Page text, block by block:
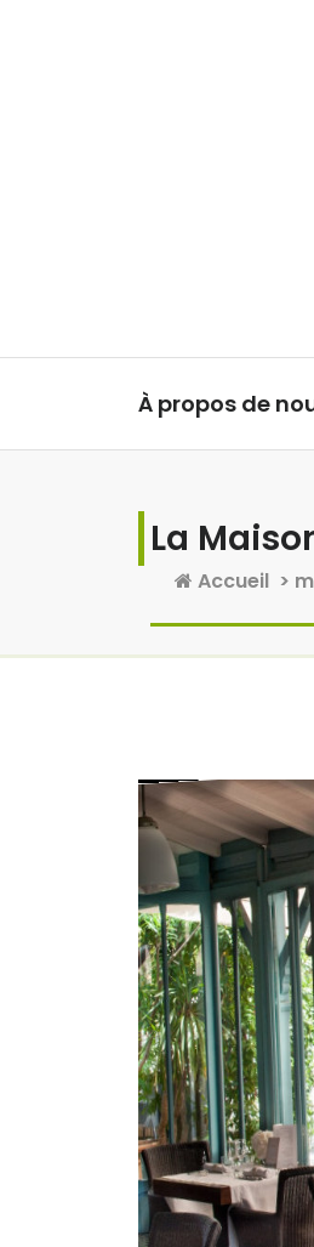
À propos de
La
Accueil >